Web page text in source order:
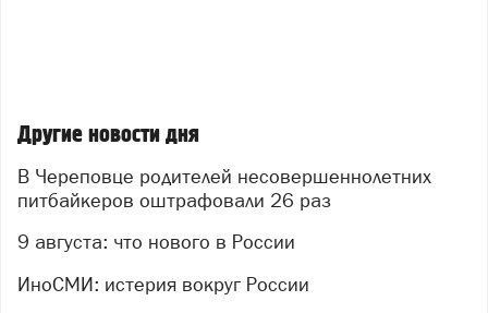
Другие новости дня
В Череповце родителей несовершеннолетних
питбайкеров оштрафовали 26 раз
9 августа: что нового в России
ИноСМИ: истерия вокруг России